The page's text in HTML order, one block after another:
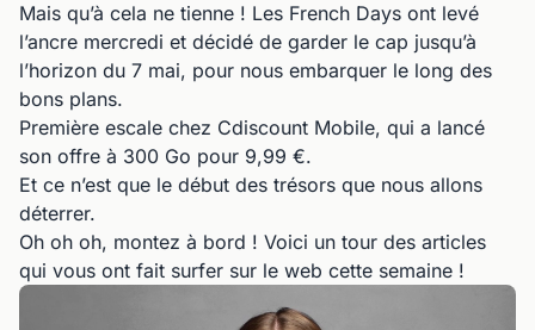
Mais qu’à cela ne tienne ! Les French Days ont levé
l’ancre mercredi et décidé de garder le cap jusqu’à
l’horizon du 7 mai, pour nous embarquer le long des
bons plans.
Première escale chez Cdiscount Mobile, qui a lancé
son offre à 300 Go pour 9,99 €.
Et ce n’est que le début des trésors que nous allons
déterrer.
Oh oh oh, montez à bord ! Voici un tour des articles
qui vous ont fait surfer sur le web cette semaine !